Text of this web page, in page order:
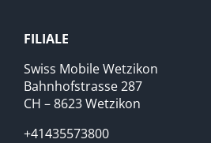
FILIALE
Swiss Mobile Wetzikon
Bahnhofstrasse 287
CH – 8623 Wetzikon
+41435573800